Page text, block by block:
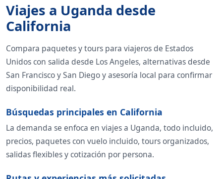
Viajes a Uganda desde
California
Compara paquetes y tours para viajeros de Estados
Unidos con salida desde Los Angeles, alternativas desde
San Francisco y San Diego y asesoría local para confirmar
disponibilidad real.
Búsquedas principales en California
La demanda se enfoca en viajes a Uganda, todo incluido,
precios, paquetes con vuelo incluido, tours organizados,
salidas flexibles y cotización por persona.